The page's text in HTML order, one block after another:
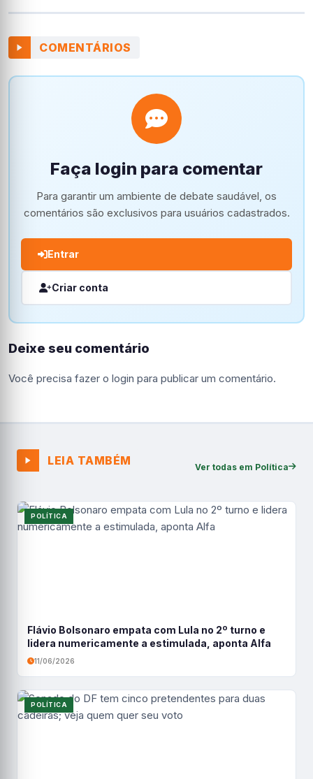
COMENTÁRIOS
Faça login para comentar
Para garantir um ambiente de debate saudável, os
comentários são exclusivos para usuários cadastrados.
Entrar
Criar conta
Deixe seu comentário
Você precisa fazer o login para publicar um comentário.
LEIA TAMBÉM Ver todas em Política
POLÍTICA
Flávio Bolsonaro empata com Lula no 2º turno e
lidera numericamente a estimulada, aponta Alfa
11/06/2026
POLÍTICA